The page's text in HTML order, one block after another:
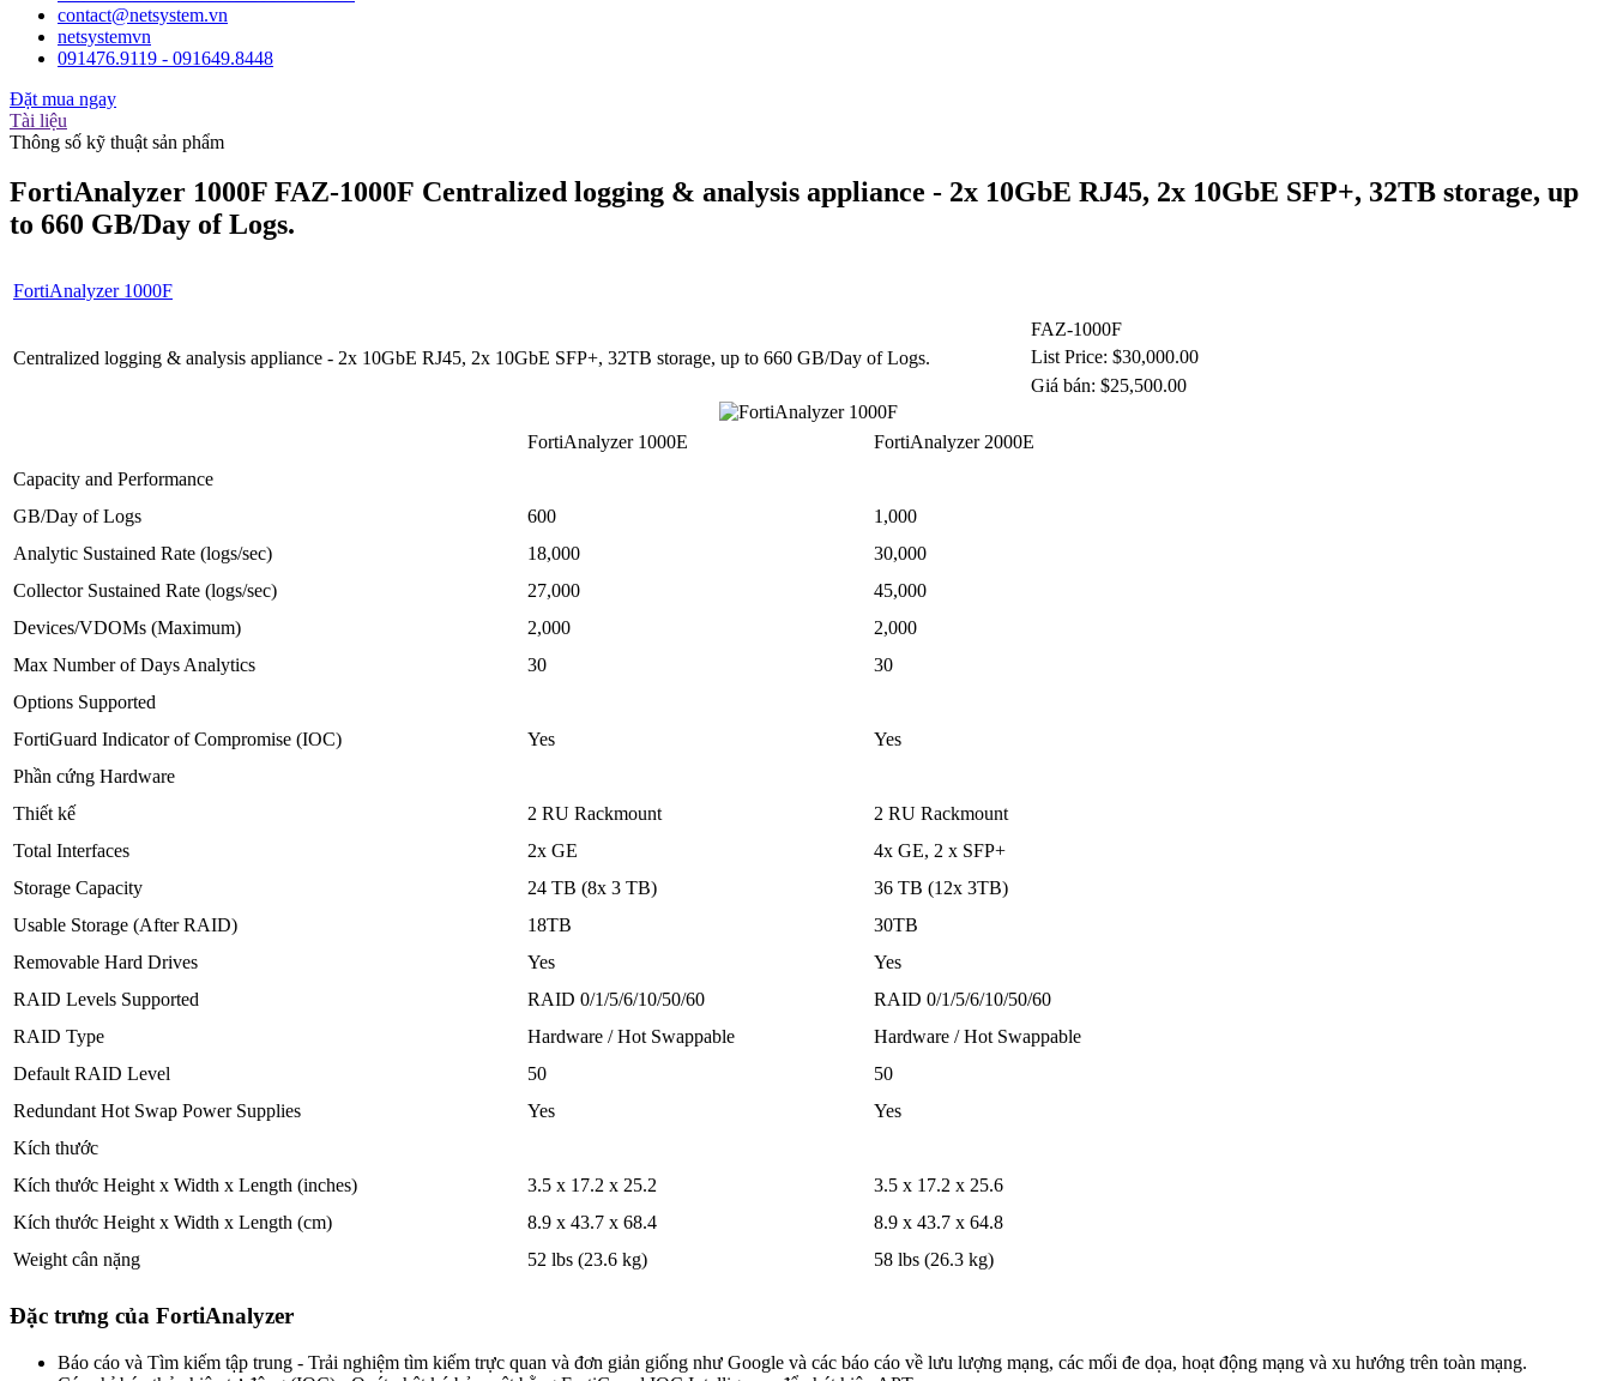
contact@netsystem.vn
netsystemvn
091476.9119 - 091649.8448
Đặt mua ngay
Tài liệu
Thông số kỹ thuật sản phẩm
FortiAnalyzer 1000F FAZ-1000F Centralized logging & analysis appliance - 2x 10GbE RJ45, 2x 10GbE SFP+, 32TB storage, up
to 660 GB/Day of Logs.​
FortiAnalyzer 1000F
Centralized logging & analysis appliance - 2x 10GbE RJ45, 2x 10GbE SFP+, 32TB storage, up to 660 GB/Day of Logs.
FAZ-1000F
List Price: $30,000.00
Giá bán: $25,500.00
FortiAnalyzer 1000E
FortiAnalyzer 2000E
Capacity and Performance
GB/Day of Logs
600
1,000
Analytic Sustained Rate (logs/sec)
18,000
30,000
Collector Sustained Rate (logs/sec)
27,000
45,000
Devices/VDOMs (Maximum)
2,000
2,000
Max Number of Days Analytics
30
30
Options Supported
FortiGuard Indicator of Compromise (IOC)
Yes
Yes
Phần cứng Hardware
Thiết kế
2 RU Rackmount
2 RU Rackmount
Total Interfaces
2x GE
4x GE, 2 x SFP+
Storage Capacity
24 TB (8x 3 TB)
36 TB (12x 3TB)
Usable Storage (After RAID)
18TB
30TB
Removable Hard Drives
Yes
Yes
RAID Levels Supported
RAID 0/1/5/6/10/50/60
RAID 0/1/5/6/10/50/60
RAID Type
Hardware / Hot Swappable
Hardware / Hot Swappable
Default RAID Level
50
50
Redundant Hot Swap Power Supplies
Yes
Yes
Kích thước
Kích thước Height x Width x Length (inches)
3.5 x 17.2 x 25.2
3.5 x 17.2 x 25.6
Kích thước Height x Width x Length (cm)
8.9 x 43.7 x 68.4
8.9 x 43.7 x 64.8
Weight cân nặng
52 lbs (23.6 kg) 58 lbs (26.3 kg)
Đặc trưng của FortiAnalyzer
Báo cáo và Tìm kiếm tập trung - Trải nghiệm tìm kiếm trực quan và đơn giản giống như Google và các báo cáo về lưu lượng mạng, các mối đe dọa, hoạt động mạng và xu hướng trên toàn mạng.